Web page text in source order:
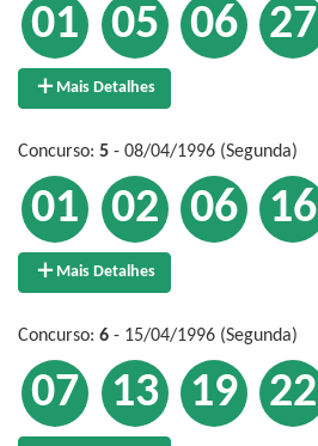
01 05 06 27
Mais Detalhes
Concurso: 5 - 08/04/1996 (Segunda)
01 02 06 16
Mais Detalhes
Concurso: 6 - 15/04/1996 (Segunda)
07 13 19 22